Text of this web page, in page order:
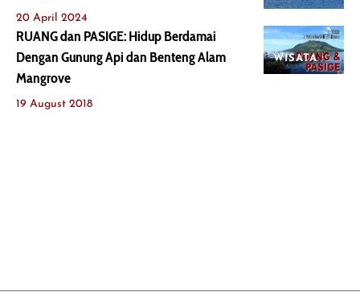
20 April 2024
WISATA
RUANG dan PASIGE: Hidup Berdamai
Dengan Gunung Api dan Benteng Alam
Mangrove
19 August 2018